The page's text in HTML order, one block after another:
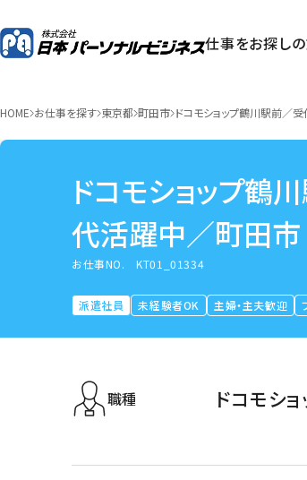
仕事をお探し
HOME お仕事を探す 東京都 町田市 ドコモショップ鶴川駅前
ドコモショップ
代活躍中／町田市
お仕事NO.KT01_01334
派遣社員 未経験者OK 主婦・主夫歓迎
職種 ドコモシ